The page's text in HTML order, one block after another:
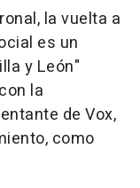
la vuelta a
es un
y León"
la
de Vox,
como